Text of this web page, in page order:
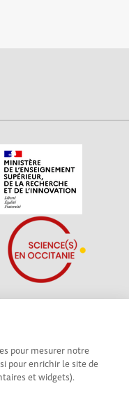
pour mesurer notre
pour enrichir le site de
et widgets).
est le média social des
du territoire. Elle